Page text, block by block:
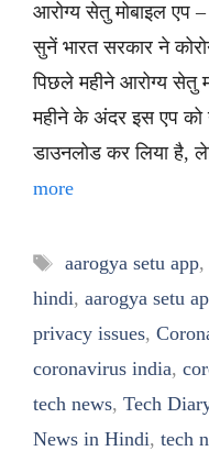
आरोग्य सेतु मोबाइल एप
सुनें भारत सरकार ने
पिछले महीने आरोग्य सेतु
महीने के अंदर इस एप को
डाउनलोड कर लिया है,
more
Tags
aarogya setu app,
hindi, aarogya setu
privacy issues,
coronavirus india,
tech news, Tech
News in Hindi, tech